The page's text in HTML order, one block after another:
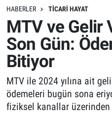
HABERLER TICARI HAYAT
MTV ve Gelir
Son Gün:
Bitiyor
MTV ile 2024 yılına ait
ödemeleri bugün sona
fiziksel kanallar üzerinden